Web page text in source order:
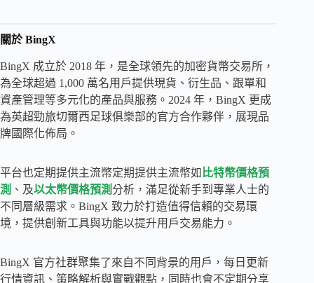
關於 BingX
BingX 成立於 2018 年，是全球領先的加密貨幣交易所，
為全球超過 1,000 萬名用戶提供現貨、衍生品、跟單和
資產管理等多元化的產品與服務。2024 年，BingX 更成
為英超勁旅切爾西足球俱樂部的官方合作夥伴，展現品
牌國際化佈局。
平台也定期提供主流幣定期提供主流幣如 比特幣價格預
測 、及以太幣價格預測分析，滿足從新手到專業人士的
不同層級需求。BingX 致力於打造值得信賴的交易環
境，提供創新工具與功能以提升用戶交易能力。
BingX 官方社群聚集了來自不同背景的用戶，每日更新
行情資訊、策略解析與實戰觀點，同時也會不定期分享